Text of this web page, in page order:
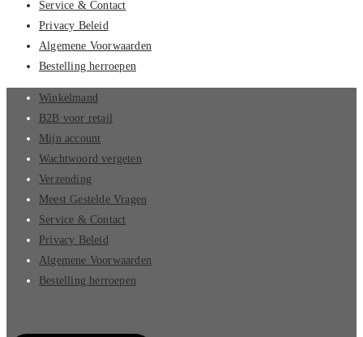
Service & Contact
Privacy Beleid
Algemene Voorwaarden
Bestelling herroepen
Winkelmand
B2B voor retail
Mijn account
Wachtwoord vergeten
Verzending
Meest Gestelde Vragen
Service & Contact
Privacy Beleid
Algemene Voorwaarden
Bestelling herroepen